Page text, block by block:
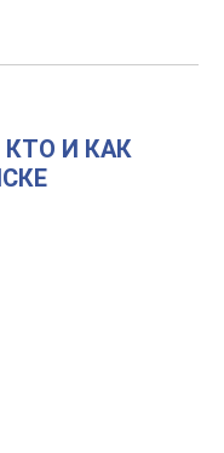
КТО И КАК